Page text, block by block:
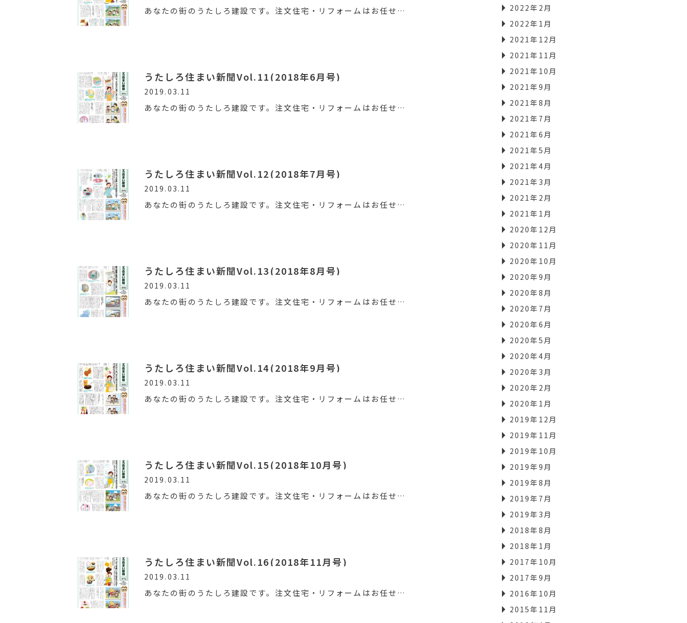
あなたの街のうたしろ建設です。注文住宅・リフォームはお任せ…
うたしろ住まい新聞Vol.11(2018年6月号)
2019.03.11
あなたの街のうたしろ建設です。注文住宅・リフォームはお任せ…
うたしろ住まい新聞Vol.12(2018年7月号)
2019.03.11
あなたの街のうたしろ建設です。注文住宅・リフォームはお任せ…
うたしろ住まい新聞Vol.13(2018年8月号)
2019.03.11
あなたの街のうたしろ建設です。注文住宅・リフォームはお任せ…
うたしろ住まい新聞Vol.14(2018年9月号)
2019.03.11
あなたの街のうたしろ建設です。注文住宅・リフォームはお任せ…
うたしろ住まい新聞Vol.15(2018年10月号)
2019.03.11
あなたの街のうたしろ建設です。注文住宅・リフォームはお任せ…
うたしろ住まい新聞Vol.16(2018年11月号)
2019.03.11
あなたの街のうたしろ建設です。注文住宅・リフォームはお任せ…
2022年2月
2022年1月
2021年12月
2021年11月
2021年10月
2021年9月
2021年8月
2021年7月
2021年6月
2021年5月
2021年4月
2021年3月
2021年2月
2021年1月
2020年12月
2020年11月
2020年10月
2020年9月
2020年8月
2020年7月
2020年6月
2020年5月
2020年4月
2020年3月
2020年2月
2020年1月
2019年12月
2019年11月
2019年10月
2019年9月
2019年8月
2019年7月
2019年3月
2018年8月
2018年1月
2017年10月
2017年9月
2016年10月
2015年11月